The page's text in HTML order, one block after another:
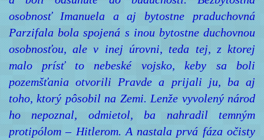
osobnosť Imanuela a aj bytostne praduchovná
Parzifala bola spojená s inou bytostne duchovnou
osobnosťou, ale v inej úrovni, teda tej, z ktorej
malo prísť to nebeské vojsko, keby sa boli
pozemšťania otvorili Pravde a prijali ju, ba aj
toho, ktorý pôsobil na Zemi. Lenže vyvolený národ
ho nepoznal, odmietol, ba nahradil temným
protipólom – Hitlerom. A nastala prvá fáza očisty